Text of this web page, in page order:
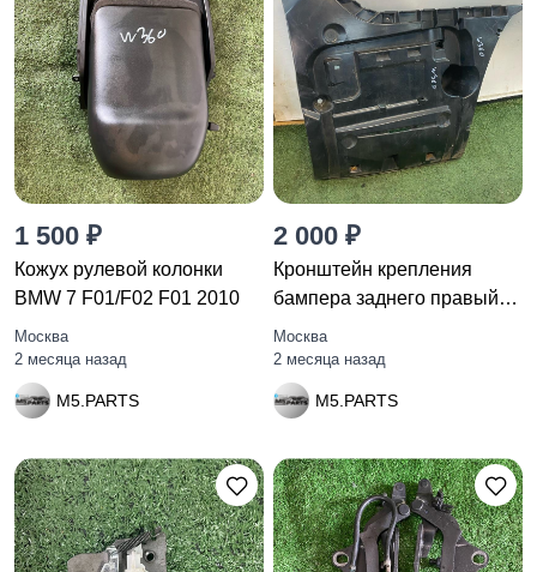
1 500 ₽
Кожух рулевой колонки
BMW 7 F01/F02 F01 2010
Москва
2 месяца назад
M5.PARTS
2 000 ₽
Кронштейн крепления
бампера заднего правый
BMW 7
Москва
2 месяца назад
M5.PARTS